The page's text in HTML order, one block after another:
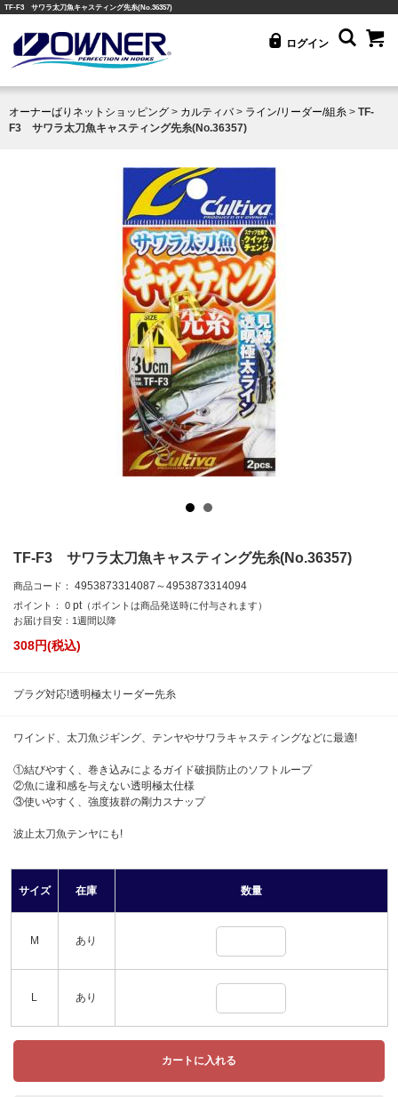
TF-F3 サワラ太刀魚キャスティング先糸(No.36357)
ログイン
オーナーばりネットショッピング > カルティバ> ライン/リーダー/組糸 > TF-
F3 サワラ太刀魚キャスティング先糸(No.36357)
TF-F3 サワラ太刀魚キャスティング先糸(No.36357)
商品コード： 4953873314087～4953873314094
ポイント： 0 pt （ポイントは商品発送時に付与されます）
お届け目安：1週間以降
308円(税込)
プラグ対応!透明極太リーダー先糸
ワインド、太刀魚ジギング、テンヤやサワラキャスティングなどに最適!
①結びやすく、巻き込みによるガイド破損防止のソフトループ
②魚に違和感を与えない透明極太仕様
③使いやすく、強度抜群の剛力スナップ
波止太刀魚テンヤにも!
サイズ 在庫 数量
M あり
L あり
カートに入れる